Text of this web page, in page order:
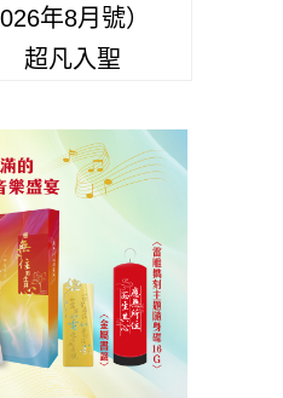
年8月號）
超凡入聖